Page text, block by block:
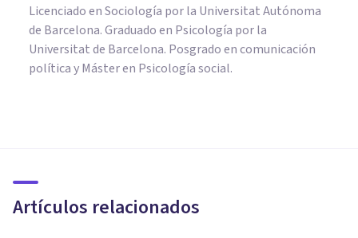
Licenciado en Sociología por la Universitat Autónoma
de Barcelona. Graduado en Psicología por la
Universitat de Barcelona. Posgrado en comunicación
política y Máster en Psicología social.
Artículos relacionados
(y cómo jugar y ganar)